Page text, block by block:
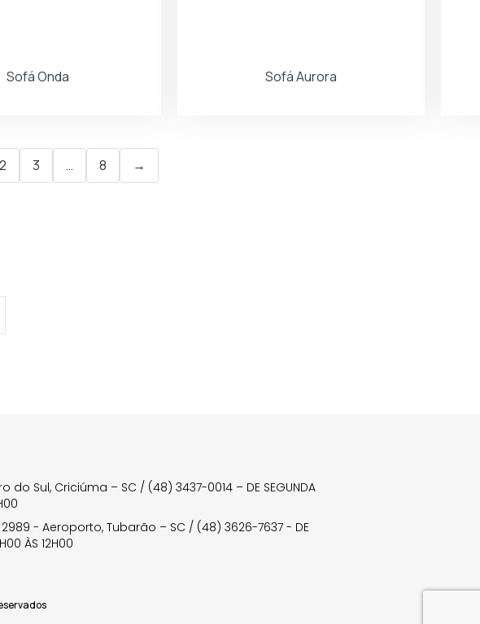
Sofá Onda Sofá Aurora
2 3 … 8 →
do Sul, Criciúma – SC / (48) 3437-0014 – DE SEGUNDA
- Aeroporto, Tubarão – SC / (48) 3626-7637 - DE
ÀS 12H00